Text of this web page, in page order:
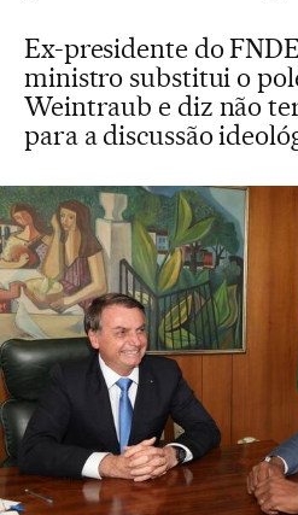
Ex-presidente do
ministro substitui o
Weintraub e diz não
para a discussão